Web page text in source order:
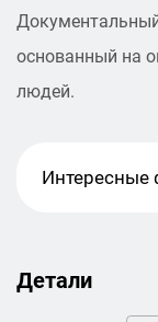
основанный на
людей.
Интересные
Детали